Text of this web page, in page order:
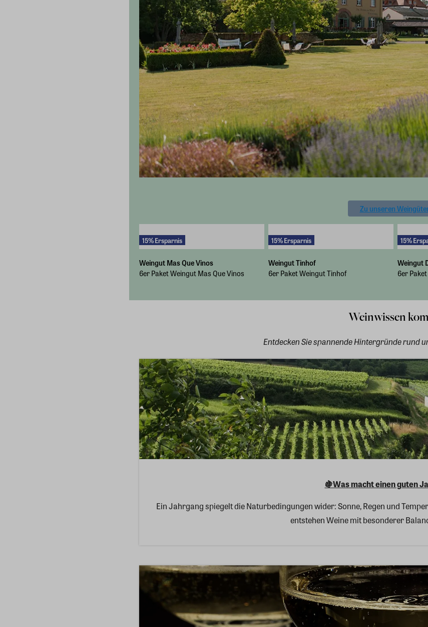
Zu unseren
15% Ersparnis
Weingut Mas Que Vinos
6er Paket Weingut Mas Que Vinos
15% Ersparnis
Weingut Tinhof
6er Paket Weingut Tinhof
15%
Weingut
6er
Weinwissen
Entdecken Sie spannende Hintergründe rund
🍇Was macht einen guten
Ein Jahrgang spiegelt die Naturbedingungen wider: Sonne, Regen und
entstehen Weine mit besonderer